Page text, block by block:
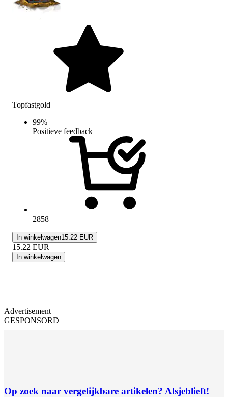
Topfastgold
99%
Positieve feedback
2858
In winkelwagen15.22 EUR
15.22 EUR
In winkelwagen
Advertisement
GESPONSORD
Op zoek naar vergelijkbare artikelen? Alsjeblieft!